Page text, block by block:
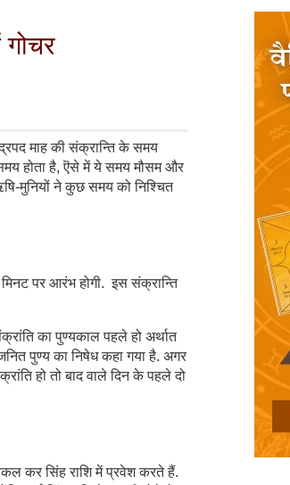
माह की संक्रान्ति के समय
होता है, ऎसे में ये समय मौसम और
मुनियों ने कुछ समय को निश्चित
पर आरंभ होगी. इस संक्रान्ति
का पुण्यकाल पहले हो अर्थात
पुण्य का निषेध कहा गया है. अगर
हो तो बाद वाले दिन के पहले दो
कर सिंह राशि में प्रवेश करते हैं.